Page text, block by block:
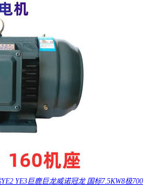
YE3巨鹿巨龙威诺冠龙 国标7.5KW8极700